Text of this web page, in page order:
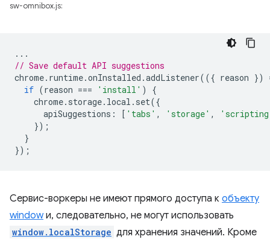
sw-omnibox.js:
...
// Save default API suggestions
chrome. runtime.onInstalled .addListener(({ reason })
if (reason === 'install' )
{
chrome. storage. local . set({
apiSuggestions : [ 'tabs' , 'storage' ,
});
}
});
Сервис-воркеры не имеют прямого доступа к объекту
windowи, следовательно, не могут использовать
window.localStorage для хранения значений. Кроме